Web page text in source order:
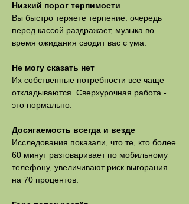
Низкий порог терпимости
Вы быстро теряете терпение: очередь
перед кассой раздражает, музыка во
время ожидания сводит вас с ума.
Не могу сказать нет
Их собственные потребности все чаще
откладываются. Сверхурочная работа -
это нормально.
Досягаемость всегда и везде
Исследования показали, что те, кто более
60 минут разговаривает по мобильному
телефону, увеличивают риск выгорания
на 70 процентов.